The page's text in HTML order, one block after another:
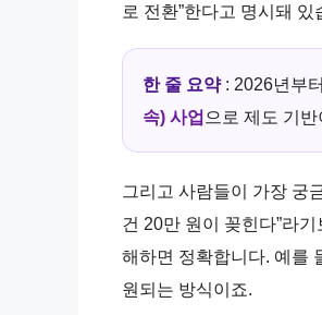
로 전환”한다고 명시돼
한 줄 요약: 2026년부
속) 사업 으로 제도 기
그리고 사람들이 가장 궁
건 20만 원이 꽂힌다”라기
해하면 정확합니다. 예를
원되는 방식이죠.